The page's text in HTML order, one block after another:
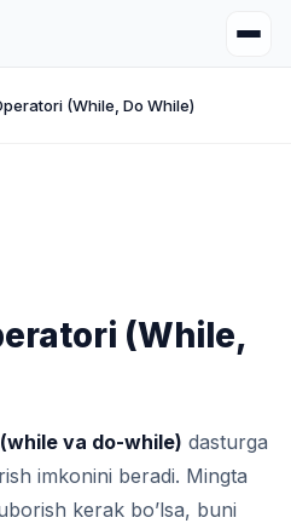
(While, Do While)
(While,
va do-while) dasturga
imkonini beradi. Mingta
kerak bo’lsa, buni